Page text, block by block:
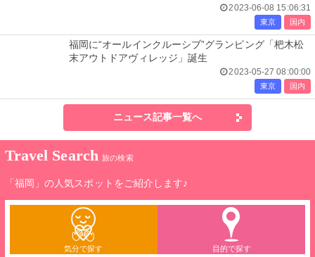
2023-06-08 15:06:31
東京 国内
福岡に“オールインクルーシブ”グランピング「杷木松
末アウトドアヴィレッジ」誕生
2023-05-27 08:00:00
東京 国内
ニュース記事一覧へ
Travel Search 旅の検索
「福岡」の人気スポットをご紹介します♪
気分で探す 目的で探す